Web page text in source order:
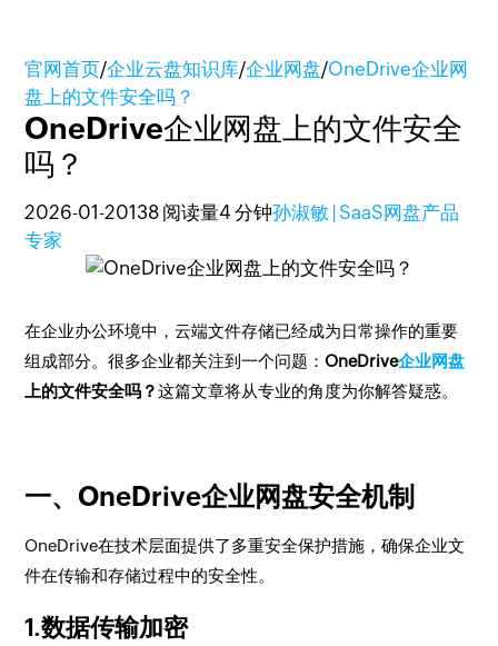
官网首页/企业云盘知识库/企业网盘/OneDrive企业网
盘上的文件安全吗？
OneDrive企业网盘上的文件安全
吗？
2026-01-20138 阅读量4 分钟孙淑敏 | SaaS网盘产品
专家
在企业办公环境中，云端文件存储已经成为日常操作的重要
组成部分。很多企业都关注到一个问题：OneDrive企业网盘
上的文件安全吗？这篇文章将从专业的角度为你解答疑惑。
一、OneDrive企业网盘安全机制
OneDrive在技术层面提供了多重安全保护措施，确保企业文
件在传输和存储过程中的安全性。
1.数据传输加密